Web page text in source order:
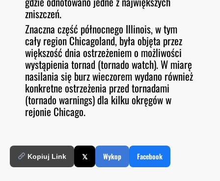
zniszczeń.
Znaczna część północnego Illinois, w tym
cały region Chicagoland, była objęta przez
większość dnia ostrzeżeniem o możliwości
wystąpienia tornad (tornado watch). W miarę
nasilania się burz wieczorem wydano również
konkretne ostrzeżenia przed tornadami
(tornado warnings) dla kilku okręgów w
rejonie Chicago.
Kopiuj Link 𝕏 Wykop Facebook